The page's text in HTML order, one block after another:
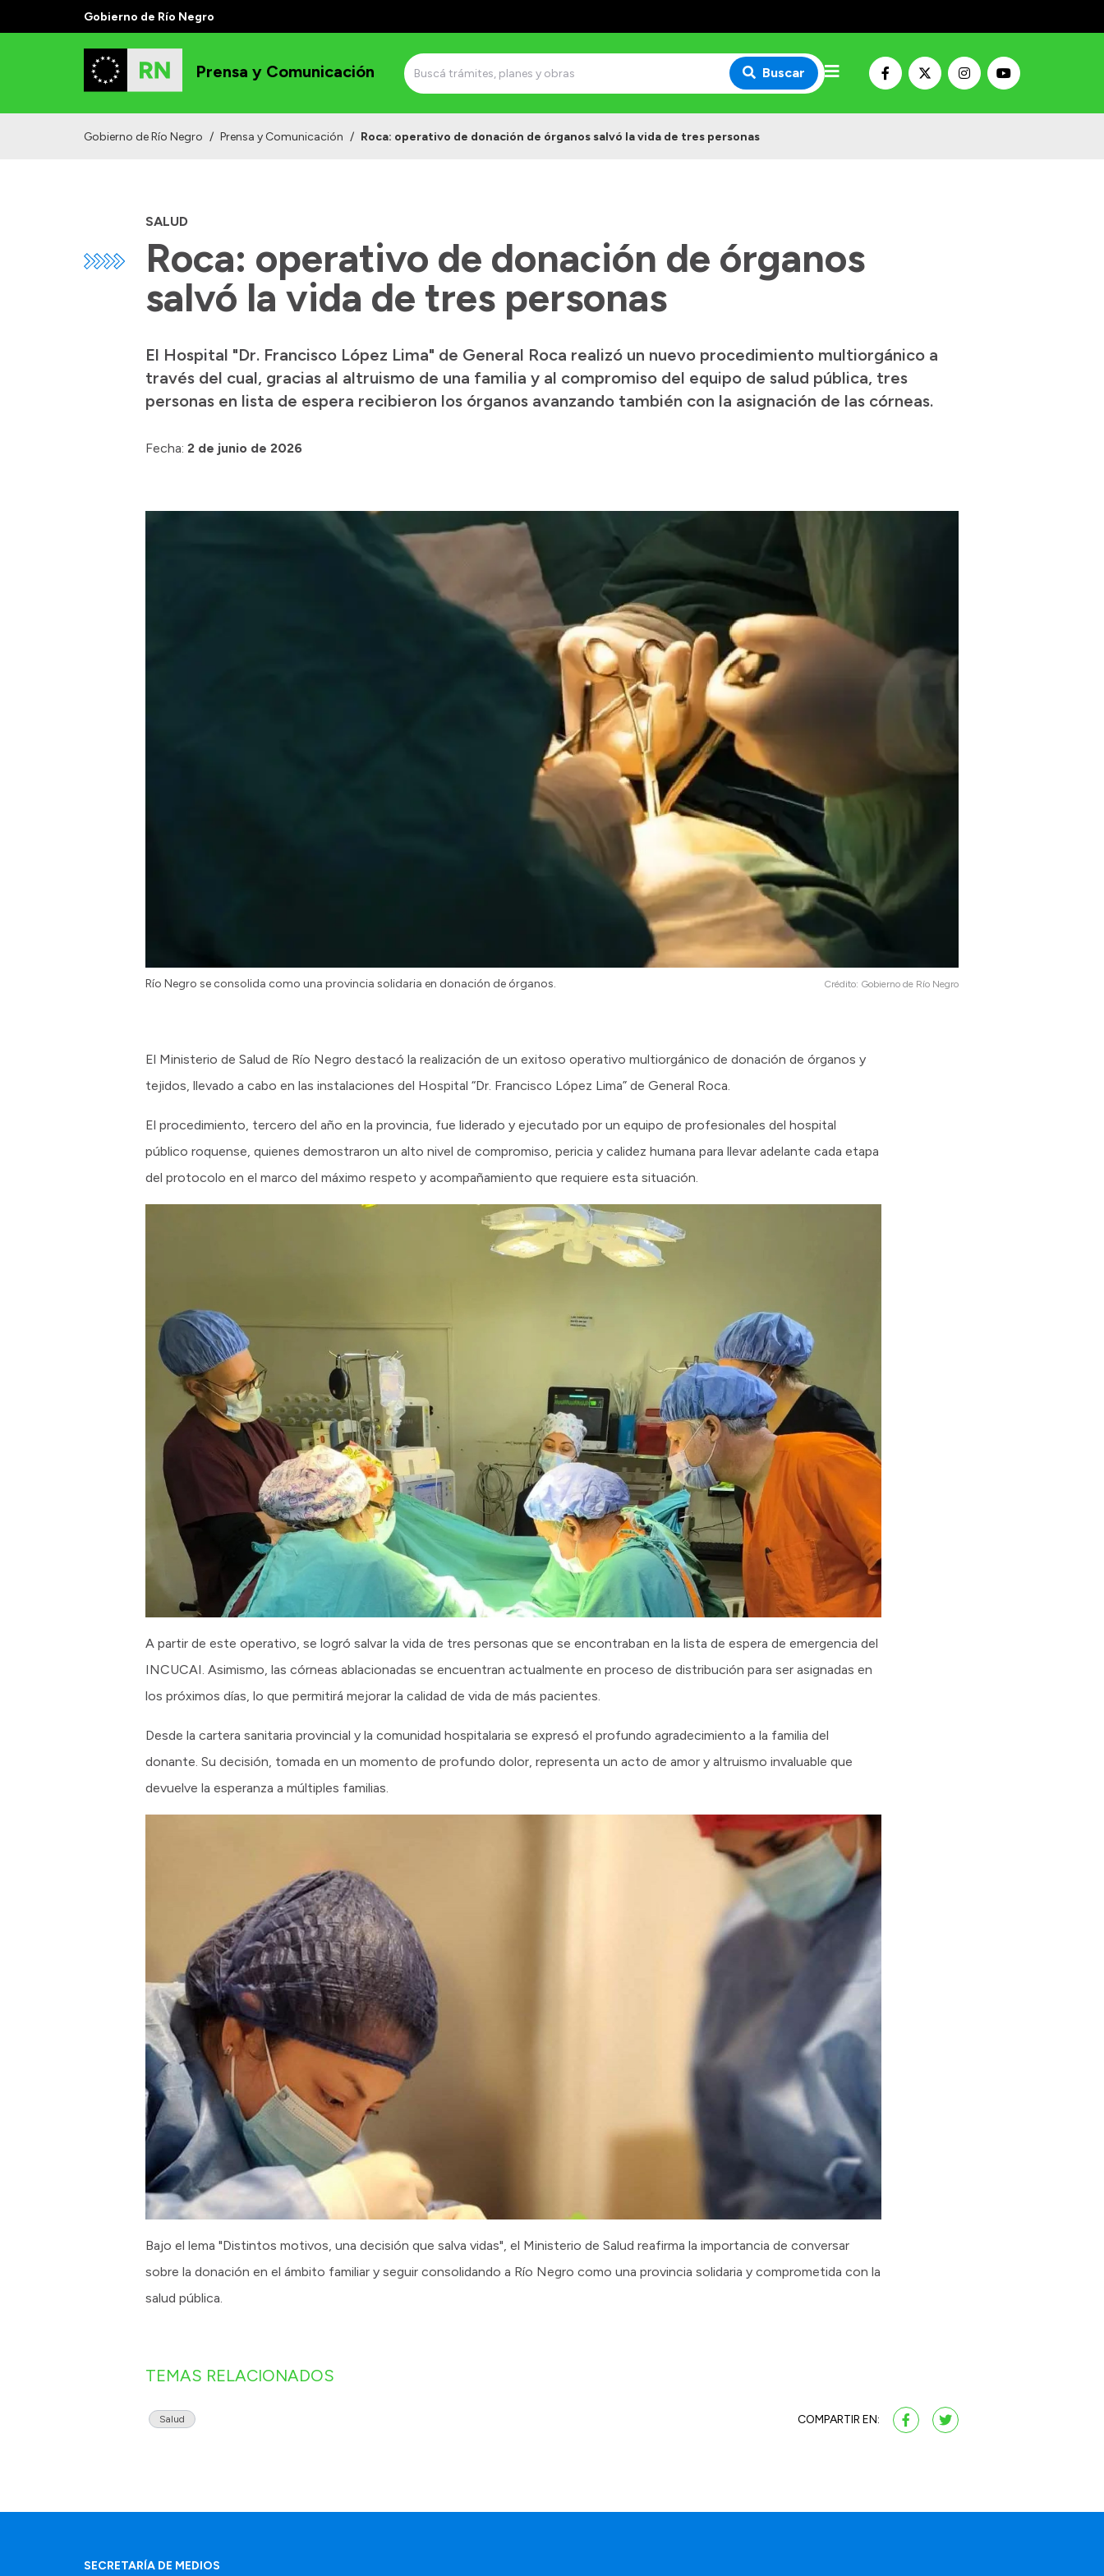
Gobierno de Río Negro
Prensa y Comunicación Buscar
Gobierno de Río Negro / Prensa y Comunicación / Roca: operativo de donación de órganos salvó la vida de tres personas
SALUD
Roca: operativo de donación de órganos
salvó la vida de tres personas
El Hospital "Dr. Francisco López Lima" de General Roca realizó un nuevo procedimiento multiorgánico a
través del cual, gracias al altruismo de una familia y al compromiso del equipo de salud pública, tres
personas en lista de espera recibieron los órganos avanzando también con la asignación de las córneas.
Fecha: 2 de junio de 2026
Río Negro se consolida como una provincia solidaria en donación de órganos. Crédito: Gobierno de Río Negro
El Ministerio de Salud de Río Negro destacó la realización de un exitoso operativo multiorgánico de donación de órganos y
tejidos, llevado a cabo en las instalaciones del Hospital “Dr. Francisco López Lima” de General Roca.
El procedimiento, tercero del año en la provincia, fue liderado y ejecutado por un equipo de profesionales del hospital
público roquense, quienes demostraron un alto nivel de compromiso, pericia y calidez humana para llevar adelante cada etapa
del protocolo en el marco del máximo respeto y acompañamiento que requiere esta situación.
A partir de este operativo, se logró salvar la vida de tres personas que se encontraban en la lista de espera de emergencia del
INCUCAI. Asimismo, las córneas ablacionadas se encuentran actualmente en proceso de distribución para ser asignadas en
los próximos días, lo que permitirá mejorar la calidad de vida de más pacientes.
Desde la cartera sanitaria provincial y la comunidad hospitalaria se expresó el profundo agradecimiento a la familia del
donante. Su decisión, tomada en un momento de profundo dolor, representa un acto de amor y altruismo invaluable que
devuelve la esperanza a múltiples familias.
Bajo el lema "Distintos motivos, una decisión que salva vidas", el Ministerio de Salud reafirma la importancia de conversar
sobre la donación en el ámbito familiar y seguir consolidando a Río Negro como una provincia solidaria y comprometida con la
salud pública.
TEMAS RELACIONADOS
Salud COMPARTIR EN:
SECRETARÍA DE MEDIOS